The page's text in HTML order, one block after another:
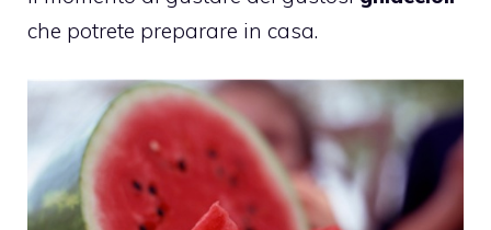
che potrete preparare in casa.